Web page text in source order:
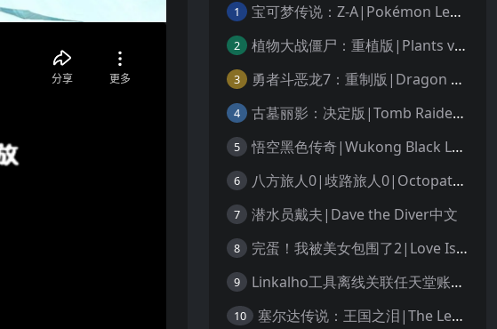
1 宝可梦传说：Z-A|Pokémon Legends: Z-A中文
2 植物大战僵尸：重植版|Plants vs. Zombies: Replanted中文
3 勇者斗恶龙7：重制版|Dragon Quest VII Reimagined中文
4 古墓丽影：决定版|Tomb Raider: Definitive Edition中文
5 悟空黑色传奇|Wukong Black Legend
6 八方旅人0|歧路旅人0|Octopath Traveler 0中文
7 潜水员戴夫|Dave the Diver中文
8 完蛋！我被美女包围了2|Love Is All Around 2中文
9 Linkalho工具离线关联任天堂账户教程
10 塞尔达传说：王国之泪|The Legend of Zelda: Tears of the Kingdom中文